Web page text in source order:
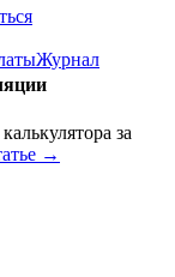
Журнал
за
→